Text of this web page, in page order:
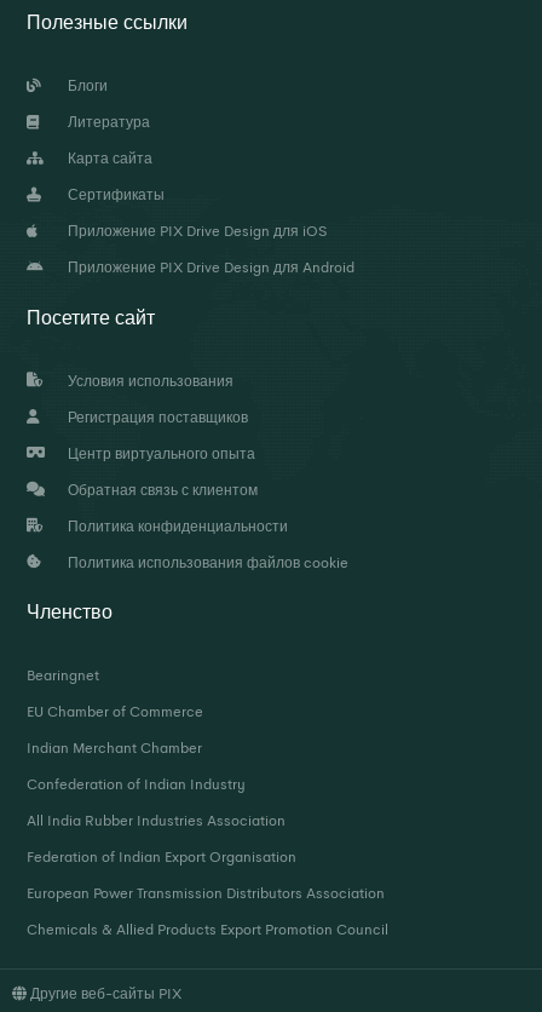
Полезные ссылки
Блоги
Литература
Карта сайта
Сертификаты
Приложение PIX Drive Design для iOS
Приложение PIX Drive Design для Android
Посетите сайт
Условия использования
Регистрация поставщиков
Центр виртуального опыта
Обратная связь с клиентом
Политика конфиденциальности
Политика использования файлов cookie
Членство
Bearingnet
EU Chamber of Commerce
Indian Merchant Chamber
Confederation of Indian Industry
All India Rubber Industries Association
Federation of Indian Export Organisation
European Power Transmission Distributors Association
Chemicals & Allied Products Export Promotion Council
Другие веб-сайты PIX